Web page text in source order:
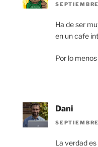
Ha de ser
en un cafe
Por lo
Dani
La verdad